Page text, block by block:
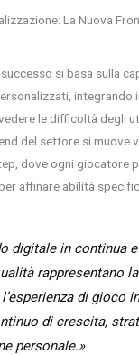
La Nuova
si basa sulla
integrando
le difficoltà degli
del settore si muove
dove ogni giocatore
affinare abilità
digitale in continua
rappresentano
di gioco
di crescita,
personale.»